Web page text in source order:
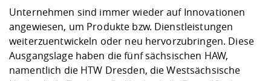
Fremdsprachen
Jobs, Praktika,
Unternehmen sind immer wieder auf Innovationen
angewiesen, um Produkte bzw. Dienstleistungen
weiterzuentwickeln oder neu hervorzubringen. Diese
Ausgangslage haben die fünf sächsischen HAW,
namentlich die HTW Dresden, die Westsächsische